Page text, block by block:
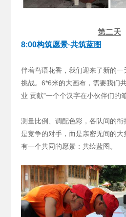
第二天
8:00构筑愿景·共筑蓝图
伴着鸟语花香，我们迎来了新的
挑战。6*6米的大画布，需要我们
业 贡献”一个个汉字在小伙伴们的
测量比例、调配色彩，各队间的
是竞争的对手，而是亲密无间的
有一个共同的愿景：共绘蓝图。